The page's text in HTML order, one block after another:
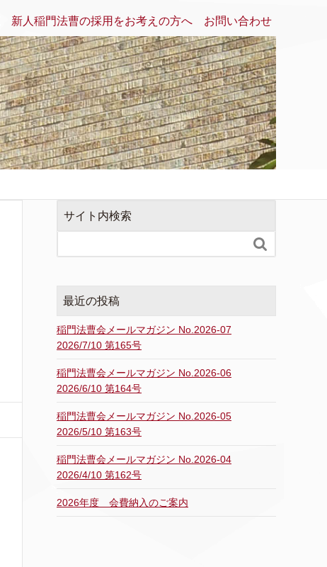
新人稲門法曹の採用をお考えの方へ お問い合わせ
サイト内検索

最近の投稿
稲門法曹会メールマガジン No.2026-07
2026/7/10 第165号
稲門法曹会メールマガジン No.2026-06
2026/6/10 第164号
稲門法曹会メールマガジン No.2026-05
2026/5/10 第163号
稲門法曹会メールマガジン No.2026-04
2026/4/10 第162号
2026年度 会費納入のご案内